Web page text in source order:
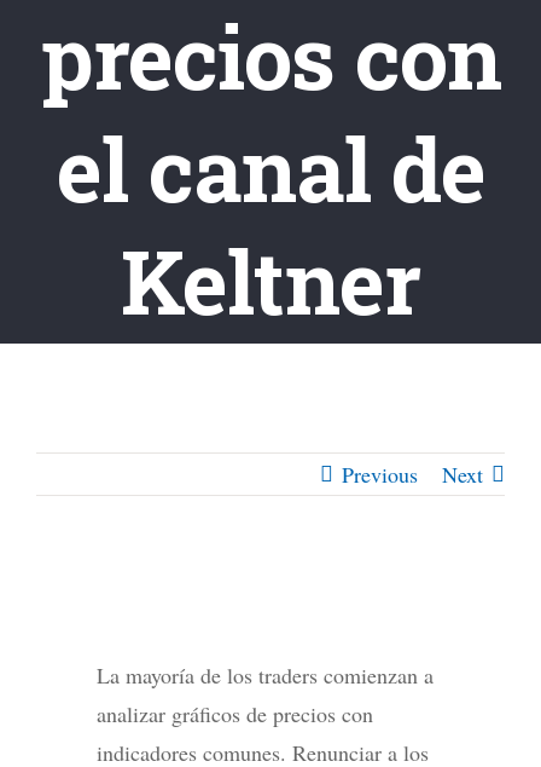
precios con
el canal de
Keltner
Previous Next
La mayoría de los traders comienzan a
analizar gráficos de precios con
indicadores comunes. Renunciar a los